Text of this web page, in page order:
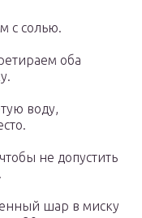
с солью.
оба
воду,
не допустить
шар в миску